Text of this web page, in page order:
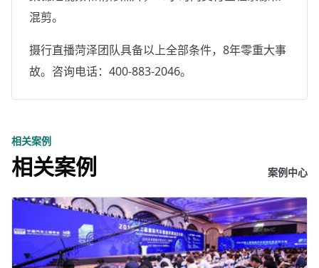
混剪。
摄行直播菏泽团队具备以上全部条件，8年零重大事
故。咨询电话：400-883-2046。
相关案例
相关案例 案例中心